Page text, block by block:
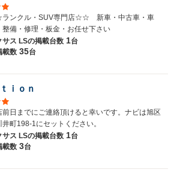
ンクル・SUV専門店☆☆ 新車・中古車・車
整備・修理・板金・お任せ下さい
サス LSの掲載台数 1台
載数 35台
ｉｏｎ
前日までにご連絡頂けると幸いです。ナビは旭区
井町198-1にセットください。
サス LSの掲載台数 1台
載数 3台